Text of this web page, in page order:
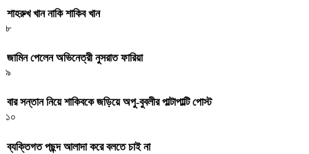
শাহরুখ খান নাকি শাকিব খান
৮
জামিন পেলেন অভিনেত্রী নুসরাত ফারিয়া
৯
বার সন্তান নিয়ে শাকিবকে জড়িয়ে অপু-বুবলীর পাল্টাপাল্টি পোস্ট
১০
ব্যক্তিগত পছন্দ আলাদা করে বলতে চাই না